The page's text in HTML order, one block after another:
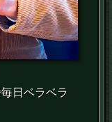
日ベラベラ